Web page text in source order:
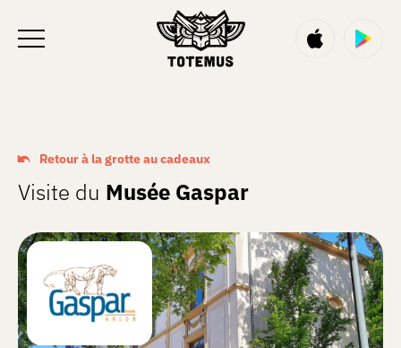
Retour à la grotte au cadeaux
Visite du Musée Gaspar